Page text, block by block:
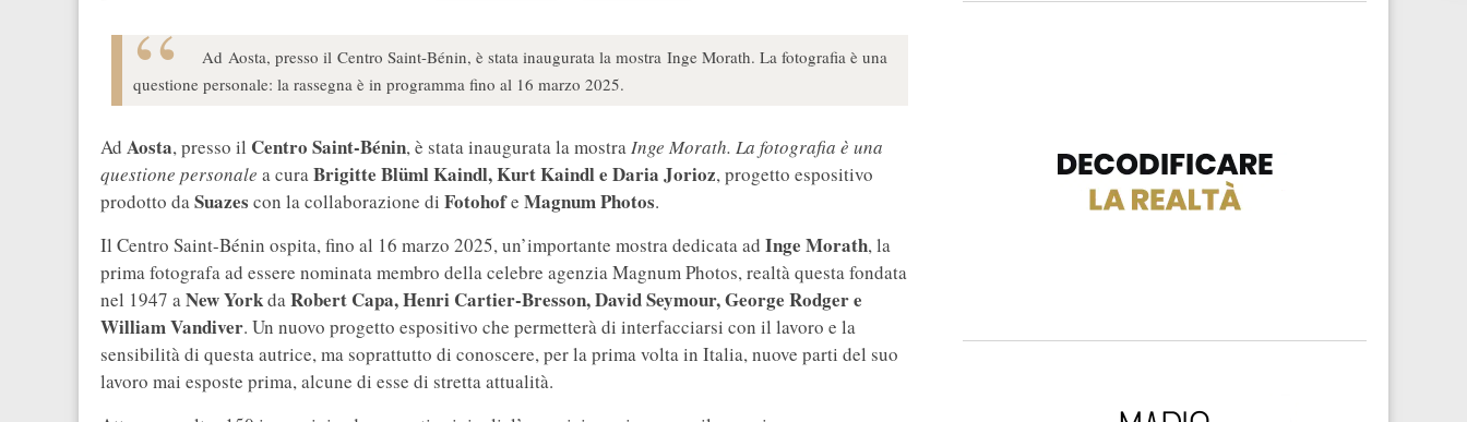
Ad Aosta, presso il Centro Saint-Bénin, è stata inaugurata la mostra Inge Morath. La fotografia è una
questione personale: la rassegna è in programma fino al 16 marzo 2025.
Ad Aosta, presso il Centro Saint-Bénin, è stata inaugurata la mostraInge Morath. La fotografia è una
questione personale a curaBrigitte Blüml Kaindl, Kurt Kaindl e Daria Jorioz, progetto espositivo
prodotto daSuazes con la collaborazione di Fotohofe Magnum Photos.
Il Centro Saint-Bénin ospita, fino al 16 marzo 2025, un’importante mostra dedicata ad Inge Morath, la
prima fotografa ad essere nominata membro della celebre agenzia Magnum Photos, realtà questa fondata
nel 1947 aNew YorkdaRobert Capa, Henri Cartier-Bresson, David Seymour, George Rodger e
William Vandiver. Un nuovo progetto espositivo che permetterà di interfacciarsi con il lavoro e la
sensibilità di questa autrice, ma soprattutto di conoscere, per la prima volta in Italia, nuove parti del suo
lavoro mai esposte prima, alcune di esse di stretta attualità.